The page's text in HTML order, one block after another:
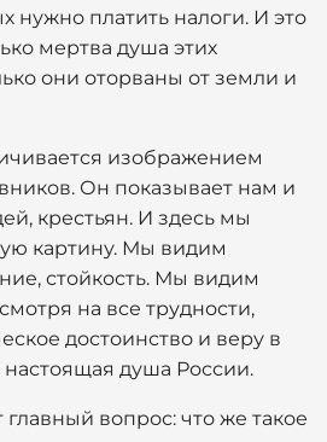
нужно платить налоги. И это
мертва душа этих
они оторваны от земли и
изображением
Он показывает нам и
крестьян. И здесь мы
картину. Мы видим
стойкость. Мы видим
на все трудности,
достоинство и веру в
душа России.
главный вопрос: что же такое